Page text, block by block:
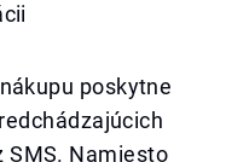
poskytne
SMS. Namiesto